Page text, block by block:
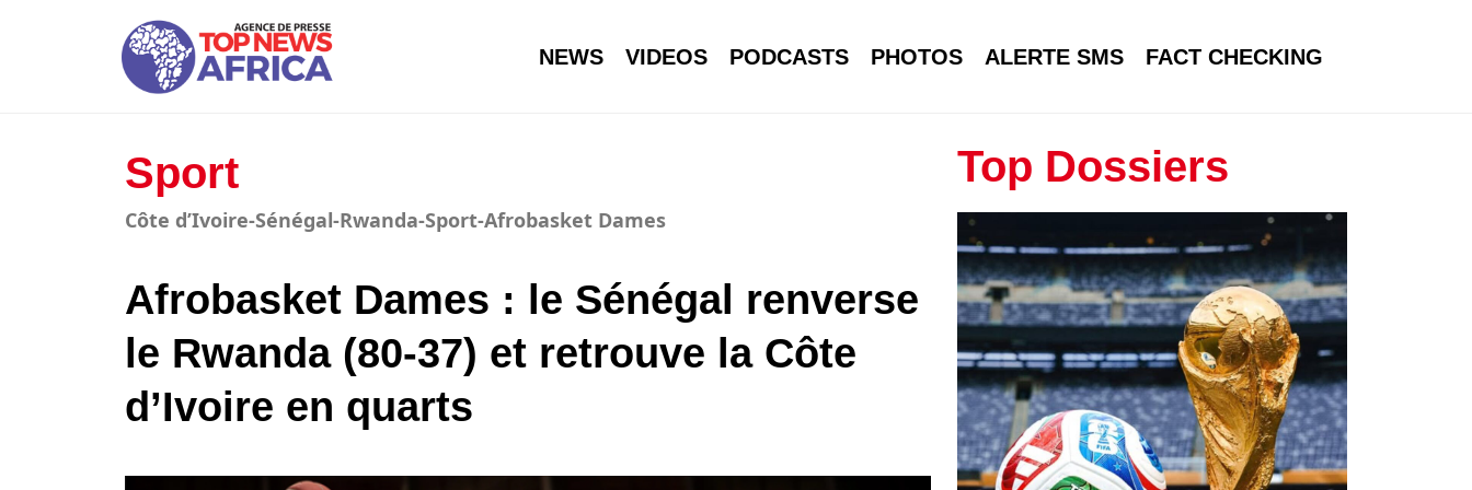
NEWS VIDEOS PODCASTS PHOTOS ALERTE SMS FACT CHECKING
Sport
Côte d’Ivoire-Sénégal-Rwanda-Sport-Afrobasket Dames
Afrobasket Dames : le Sénégal renverse
le Rwanda (80-37) et retrouve la Côte
d’Ivoire en quarts
Top Dossiers